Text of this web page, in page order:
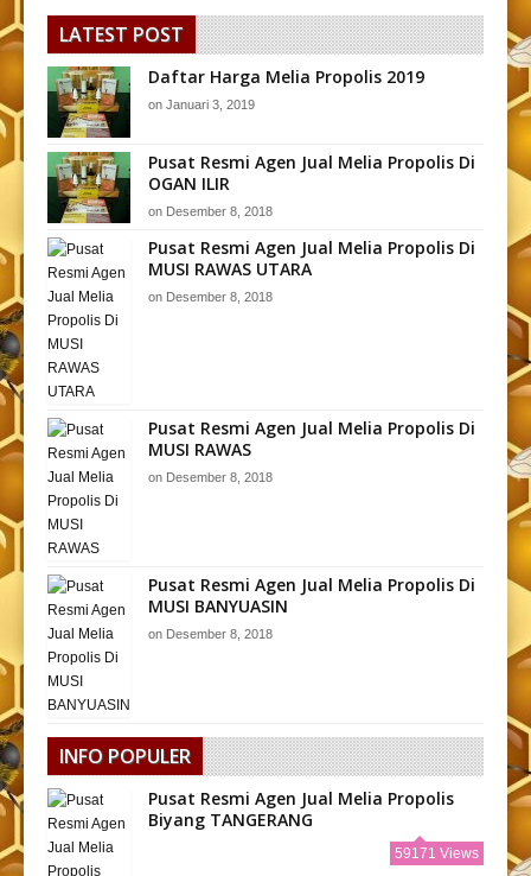
LATEST POST
Daftar Harga Melia Propolis 2019
on Januari 3, 2019
Pusat Resmi Agen Jual Melia Propolis Di
OGAN ILIR
on Desember 8, 2018
Pusat Resmi Agen Jual Melia Propolis Di
MUSI RAWAS UTARA
on Desember 8, 2018
Pusat Resmi Agen Jual Melia Propolis Di
MUSI RAWAS
on Desember 8, 2018
Pusat Resmi Agen Jual Melia Propolis Di
MUSI BANYUASIN
on Desember 8, 2018
INFO POPULER
Pusat Resmi Agen Jual Melia Propolis
Biyang TANGERANG
59171 Views